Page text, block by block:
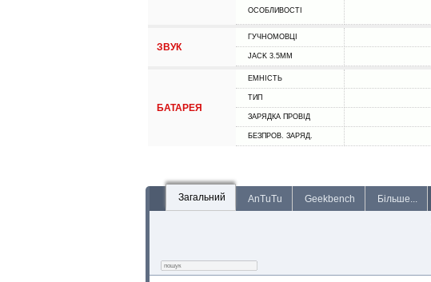
ОСОБЛИВОСТІ
ЗВУК
ГУЧНОМОВЦІ
JACK 3.5MM
БАТАРЕЯ
ЕМНІСТЬ
ТИП
ЗАРЯДКА ПРОВІД
БЕЗПРОВ. ЗАРЯД.
Загальний AnTuTu Geekbench Більше...